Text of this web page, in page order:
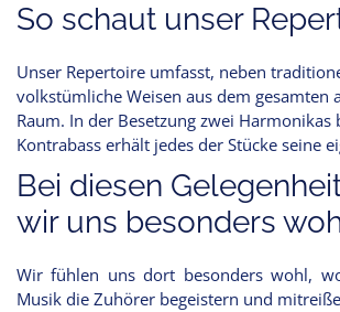
So schaut unser
Unser Repertoire umfasst, neben
volkstümliche Weisen aus dem gesamten
Raum. In der Besetzung zwei
Kontrabass erhält jedes der Stücke seine
Bei diesen
wir uns besonders
Wir fühlen uns dort besonders wohl,
Musik die Zuhörer begeistern und